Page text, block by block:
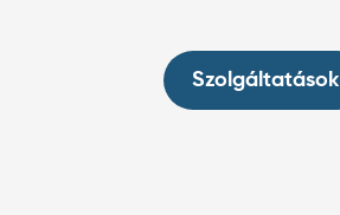
Szolgáltatások